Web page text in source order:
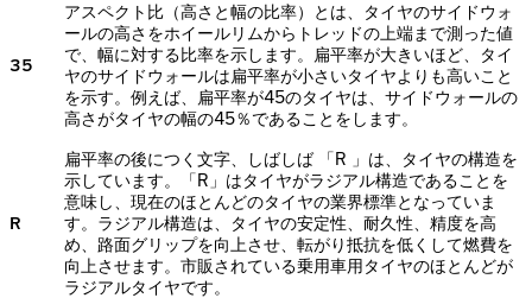
35
アスペクト比（高さと幅の比率）とは、タイヤのサイドウォ
ールの高さをホイールリムからトレッドの上端まで測った値
で、幅に対する比率を示します。扁平率が大きいほど、タイ
ヤのサイドウォールは扁平率が小さいタイヤよりも高いこと
を示す。例えば、扁平率が45のタイヤは、サイドウォールの
高さがタイヤの幅の45％であることをします。
R
扁平率の後につく文字、しばしば 「R 」は、タイヤの構造を
示しています。「R」はタイヤがラジアル構造であることを
意味し、現在のほとんどのタイヤの業界標準となっていま
す。ラジアル構造は、タイヤの安定性、耐久性、精度を高
め、路面グリップを向上させ、転がり抵抗を低くして燃費を
向上させます。市販されている乗用車用タイヤのほとんどが
ラジアルタイヤです。